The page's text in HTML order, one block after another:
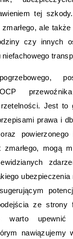
tej
zmarłego, ale
czy innych
Jest to
prawa i
zmarłego, mogą
ubezpieczenia
ze strony
warto
nawiązujemy